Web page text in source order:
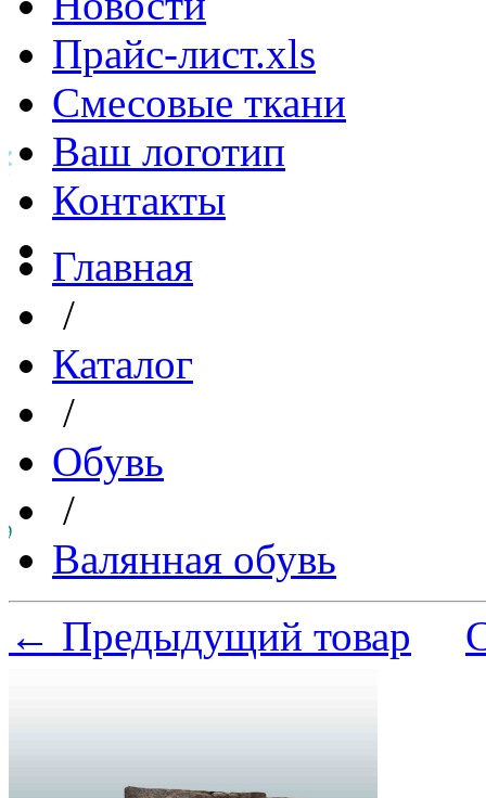
Прайс-лист.xls
Смесовые ткани
Ваш логотип
Контакты
Главная
/
Каталог
/
Обувь
/
Валянная обувь
← Предыдущий товар